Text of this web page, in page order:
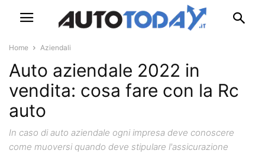
Home Aziendali
Auto aziendale 2022 in
vendita: cosa fare con la Rc
auto
In caso di auto aziendale ogni impresa deve conoscere
come muoversi quando deve stipulare l'assicurazione